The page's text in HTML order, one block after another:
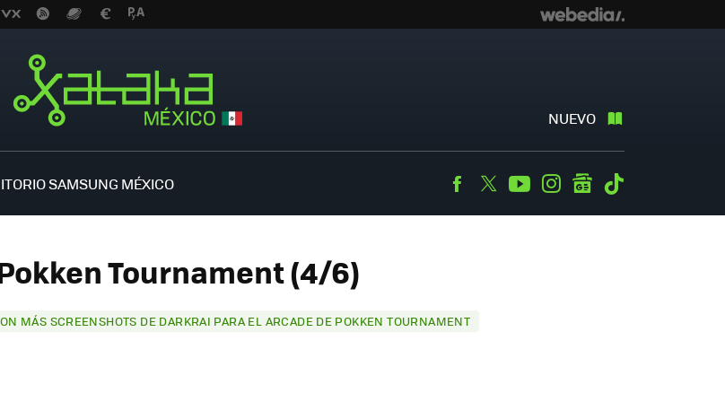
NUEVO
SAMSUNG MÉXICO Facebook
TwitterYoutubeInstagramgooglenews
Tournament (4/6)
MÁS SCREENSHOTS DE DARKRAI PARA EL ARCADE DE POKKEN TOURNAMENT